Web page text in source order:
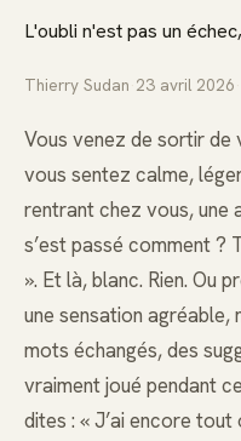
L'oubli n'est pas un
Thierry Sudan 23 avril 2026
Vous venez de sortir de
vous sentez calme,
rentrant chez vous, une
s’est passé comment ?
». Et là, blanc. Rien. Ou
une sensation agréable,
mots échangés, des
vraiment joué pendant
dites : « J’ai encore